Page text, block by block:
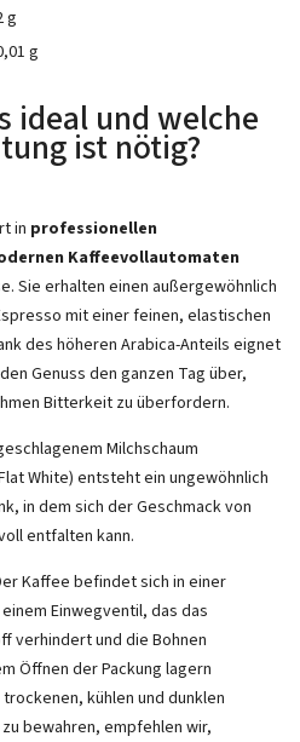
g
g
ideal und welche
ist nötig?
in professionellen
Kaffeevollautomaten
Sie erhalten einen außergewöhnlich
mit einer feinen, elastischen
des höheren Arabica-Anteils eignet
Genuss den ganzen Tag über,
Bitterkeit zu überfordern.
Milchschaum
White) entsteht ein ungewöhnlich
in dem sich der Geschmack von
entfalten kann.
Kaffee befindet sich in einer
Einwegventil, das das
verhindert und die Bohnen
Öffnen der Packung lagern
kühlen und dunklen
bewahren, empfehlen wir,